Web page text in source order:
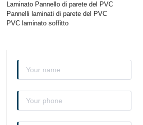
Laminato Pannello di parete del PVC
Pannelli laminati di parete del PVC
PVC laminato soffitto